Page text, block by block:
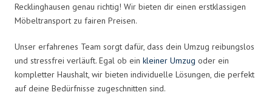
Recklinghausen genau richtig! Wir bieten dir einen erstklassigen
Möbeltransport zu fairen Preisen.
Unser erfahrenes Team sorgt dafür, dass dein Umzug reibungslos
und stressfrei verläuft. Egal ob ein kleiner Umzug oder ein
kompletter Haushalt, wir bieten individuelle Lösungen, die perfekt
auf deine Bedürfnisse zugeschnitten sind.